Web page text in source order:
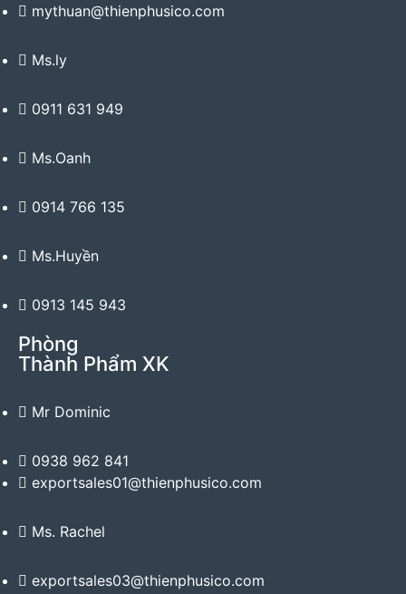
mythuan@thienphusico.com
Ms.ly
0911 631 949
Ms.Oanh
0914 766 135
Ms.Huyền
0913 145 943
Phòng
Thành Phẩm XK
Mr Dominic
0938 962 841
exportsales01@thienphusico.com
Ms. Rachel
exportsales03@thienphusico.com